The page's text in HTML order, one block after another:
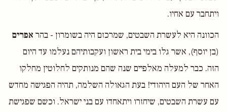
ויתחבר עם אחיו.
הכוונה היא לעשרת השבטים, שמרכזם היה בשומרון - בהר אפרים
(בן יוסף), אשר גלו בימי בית ראשון ועקבותיהם נעלמו עד היום
הזה. כבר למעלה מאלפיים שנה שהם מנותקים לחלוטין מחלקו
האחר של העם היהודי! בעת הגאולה השלמה, תהיה הפגישה מחדש
עם עשרת השבטים, שיחזרו ויתאחדו עם בני ישראל. וכשם שפגישת